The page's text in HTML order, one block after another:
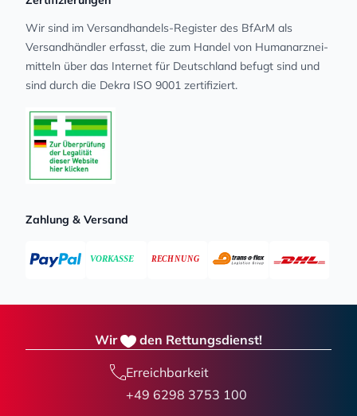
Wir sind im Versandhandels-Register des BfArM als
Versandhändler erfasst, die zum Handel von Human­arz­nei­
mit­teln über das Internet für Deutschland befugt sind und
sind durch die Dekra ISO 9001 zertifiziert.
Zahlung & Versand
Wir den Rettungsdienst!
Erreichbarkeit
+49 6298 3753 100